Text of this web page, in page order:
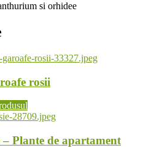
si orhidee
rosii
Plante de apartament